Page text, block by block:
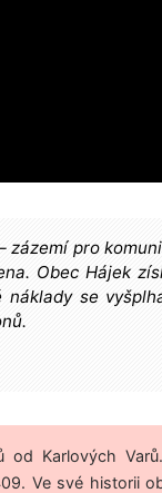
pro
Obec Hájek
náklady se
od Karlových
Ve své historii